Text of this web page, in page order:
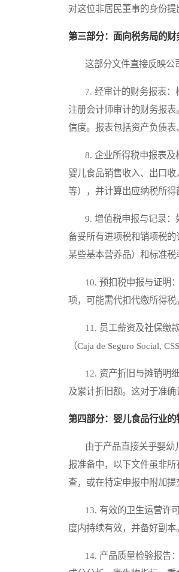
对这位非居民董事的身份
第三部分：面向税务局的
这部分文件直接反映公司
7. 经审计的财务报表：
注册会计师审计的财务报
信度。报表包括资产负债表
8. 企业所得税申报表及
婴儿食品销售收入、出口
等），并计算出应纳税所得
9. 增值税申报与记录：
备妥所有进项税和销项税
某些基本营养品）和标准税
10. 预扣税申报与证明：
项，可能需代扣代缴所得税
11. 员工薪资及社保缴款
（Caja de Seguro Social,
12. 资产折旧与摊销明细
及累计折旧额。这对于准确
第四部分：婴儿食品行业的
由于产品直接关乎婴幼儿
报准备中，以下文件虽非
查，或在特定申报中附加提
13. 有效的卫生运营许可
度内持续有效，并备好副本
14. 产品质量检验报告：